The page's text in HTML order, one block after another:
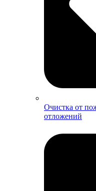
Очистка от
отложений